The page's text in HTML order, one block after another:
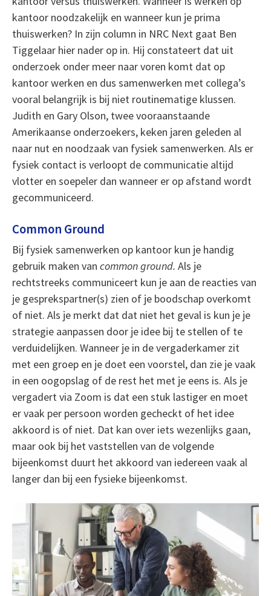
kantoor noodzakelijk en wanneer kun je prima
thuiswerken? In zijn column in NRC Next gaat Ben
Tiggelaar hier nader op in. Hij constateert dat uit
onderzoek onder meer naar voren komt dat op
kantoor werken en dus samenwerken met collega’s
vooral belangrijk is bij niet routinematige klussen.
Judith en Gary Olson, twee vooraanstaande
Amerikaanse onderzoekers, keken jaren geleden al
naar nut en noodzaak van fysiek samenwerken. Als er
fysiek contact is verloopt de communicatie altijd
vlotter en soepeler dan wanneer er op afstand wordt
gecommuniceerd.
Common Ground
Bij fysiek samenwerken op kantoor kun je handig
gebruik maken van common ground. Als je
rechtstreeks communiceert kun je aan de reacties van
je gesprekspartner(s) zien of je boodschap overkomt
of niet. Als je merkt dat dat niet het geval is kun je je
strategie aanpassen door je idee bij te stellen of te
verduidelijken. Wanneer je in de vergaderkamer zit
met een groep en je doet een voorstel, dan zie je vaak
in een oogopslag of de rest het met je eens is. Als je
vergadert via Zoom is dat een stuk lastiger en moet
er vaak per persoon worden gecheckt of het idee
akkoord is of niet. Dat kan over iets wezenlijks gaan,
maar ook bij het vaststellen van de volgende
bijeenkomst duurt het akkoord van iedereen vaak al
langer dan bij een fysieke bijeenkomst.